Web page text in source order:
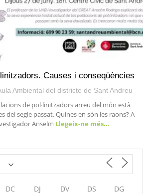
Causes i conseqüències
Ambiental del districte de Sant Andreu
de pol·linitzadors arreu del món està
del segle passat. Quines en són les raons? A
Anselm Llegeix-ne més…
DC DJ DV DS DG